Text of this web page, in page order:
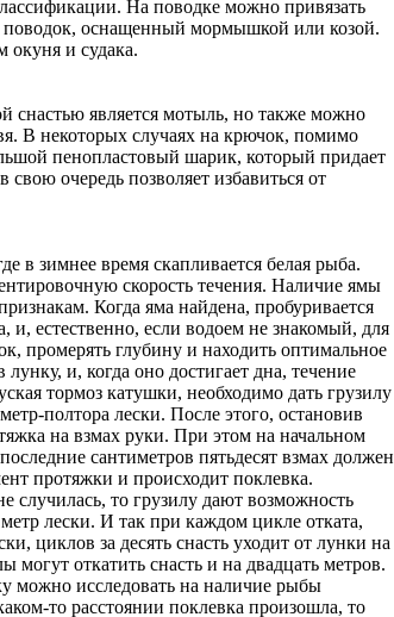
На поводке можно привязать
поводок, оснащенный мормышкой или козой.
окуня и судака.
снастью является мотыль, но также можно
В некоторых случаях на крючок, помимо
пенопластовый шарик, который придает
очередь позволяет избавиться от
в зимнее время скапливается белая рыба.
скорость течения. Наличие ямы
Когда яма найдена, пробуривается
и, естественно, если водоем не знакомый, для
промерять глубину и находить оптимальное
и, когда оно достигает дна, течение
тормоз катушки, необходимо дать грузилу
полтора лески. После этого, остановив
на взмах руки. При этом на начальном
сантиметров пятьдесят взмах должен
протяжки и происходит поклевка.
случилась, то грузилу дают возможность
лески. И так при каждом цикле отката,
циклов за десять снасть уходит от лунки на
могут откатить снасть и на двадцать метров.
можно исследовать на наличие рыбы
то расстоянии поклевка произошла, то